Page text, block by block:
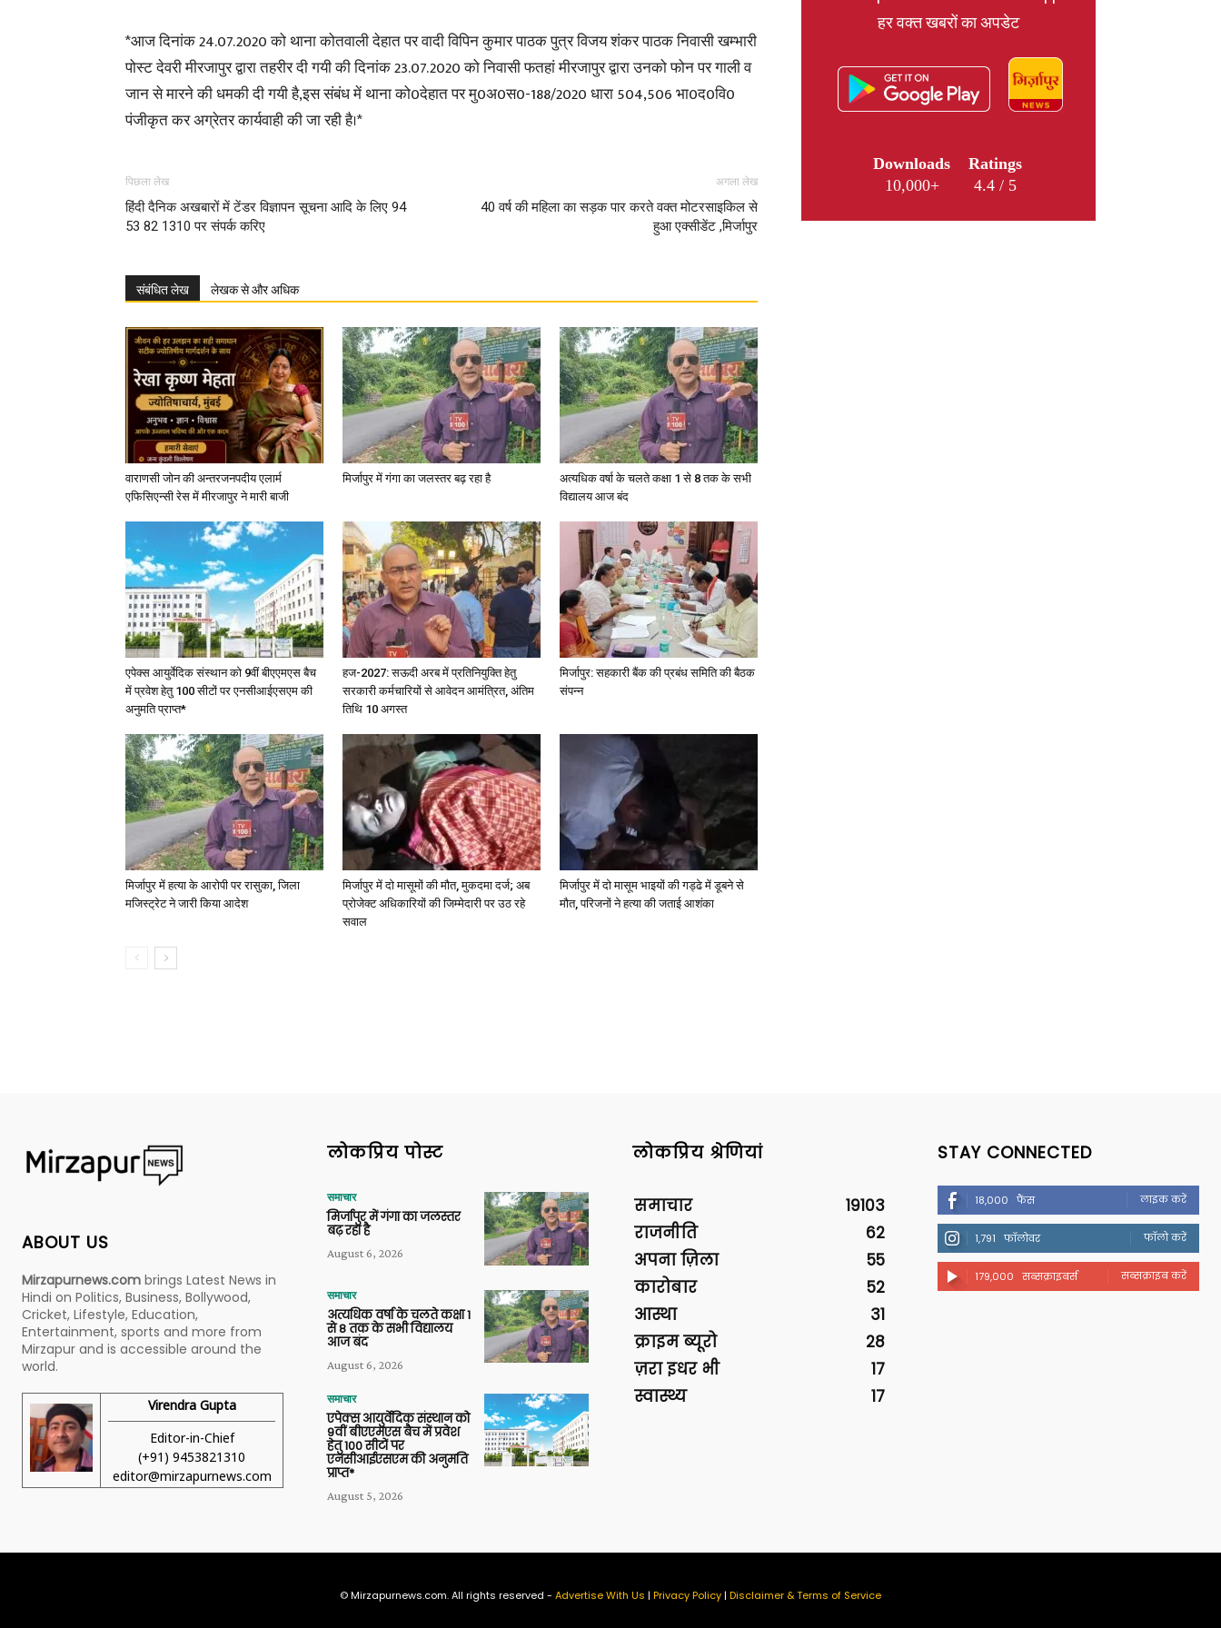
News,
Latest
News
in
Hindi,
Hindi
*आज दिनांक 24.07.2020 को थाना कोतवाली देहात पर वादी विपिन कुमार पाठक पुत्र विजय शंकर पाठक निवासी खम्भारी
पोस्ट देवरी मीरजापुर द्वारा तहरीर दी गयी की दिनांक 23.07.2020 को निवासी फतहां मीरजापुर द्वारा उनको फोन पर गाली व
जान से मारने की धमकी दी गयी है,इस संबंध में थाना को0देहात पर मु0अ0स0-188/2020 धारा 504,506 भा0द0वि0
पंजीकृत कर अग्रेतर कार्यवाही की जा रही है।*
पिछला लेख
हिंदी दैनिक अखबारों में टेंडर विज्ञापन सूचना आदि के लिए 94
53 82 1310 पर संपर्क करिए
अगला लेख
40 वर्ष की महिला का सड़क पार करते वक्त मोटरसाइकिल से
हुआ एक्सीडेंट ,मिर्जापुर
संबंधित लेख लेखक से और अधिक
वाराणसी जोन की अन्तरजनपदीय एलार्म
एफिसिएन्सी रेस में मीरजापुर ने मारी बाजी
मिर्जापुर में गंगा का जलस्तर बढ़ रहा है
अत्यधिक वर्षा के चलते कक्षा 1 से 8 तक के सभी
विद्यालय आज बंद
एपेक्स आयुर्वेदिक संस्थान को 9वीं बीएएमएस बैच
में प्रवेश हेतु 100 सीटों पर एनसीआईएसएम की
अनुमति प्राप्त*
हज-2027: सऊदी अरब में प्रतिनियुक्ति हेतु
सरकारी कर्मचारियों से आवेदन आमंत्रित, अंतिम
तिथि 10 अगस्त
मिर्जापुर: सहकारी बैंक की प्रबंध समिति की बैठक
संपन्न
मिर्जापुर में हत्या के आरोपी पर रासुका, जिला
मजिस्ट्रेट ने जारी किया आदेश
मिर्जापुर में दो मासूमों की मौत, मुकदमा दर्ज; अब
प्रोजेक्ट अधिकारियों की जिम्मेदारी पर उठ रहे
सवाल
मिर्जापुर में दो मासूम भाइयों की गड्ढे में डूबने से
मौत, परिजनों ने हत्या की जताई आशंका
हर वक्त खबरों का अपडेट
Downloads
10,000+
Ratings
4.4 / 5
ABOUT US
Mirzapurnews.com brings Latest News in
Hindi on Politics, Business, Bollywood,
Cricket, Lifestyle, Education,
Entertainment, sports and more from
Mirzapur and is accessible around the
world.
Virendra Gupta
Editor-in-Chief
(+91) 9453821310
editor@mirzapurnews.com
लोकप्रिय पोस्ट
समाचार
मिर्जापुर में गंगा का जलस्तर
बढ़ रहा है
August 6, 2026
समाचार
अत्यधिक वर्षा के चलते कक्षा 1
से 8 तक के सभी विद्यालय
आज बंद
August 6, 2026
समाचार
एपेक्स आयुर्वेदिक संस्थान को
9वीं बीएएमएस बैच में प्रवेश
हेतु 100 सीटों पर
एनसीआईएसएम की अनुमति
प्राप्त*
August 5, 2026
लोकप्रिय श्रेणियां
समाचार
19103
राजनीति
62
अपना ज़िला
55
कारोबार
52
आस्था
31
क्राइम ब्यूरो
28
ज़रा इधर भी
17
स्वास्थ्य
17
STAY CONNECTED
18,000 फैंस लाइक करें
1,791 फॉलोवर फॉलो करें
179,000 सब्सक्राइबर्स सब्सक्राइब करें
© Mirzapurnews.com. All rights reserved - Advertise With Us | Privacy Policy| Disclaimer & Terms of Service